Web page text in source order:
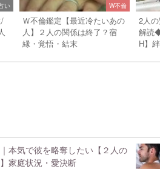
い W不倫
Ｗ不倫鑑定【最近冷たいあの
人】２人の関係は終了？宿
縁・覚悟・結末
2人
解読
H】
本気で彼を略奪したい【２人の
家庭状況・愛決断